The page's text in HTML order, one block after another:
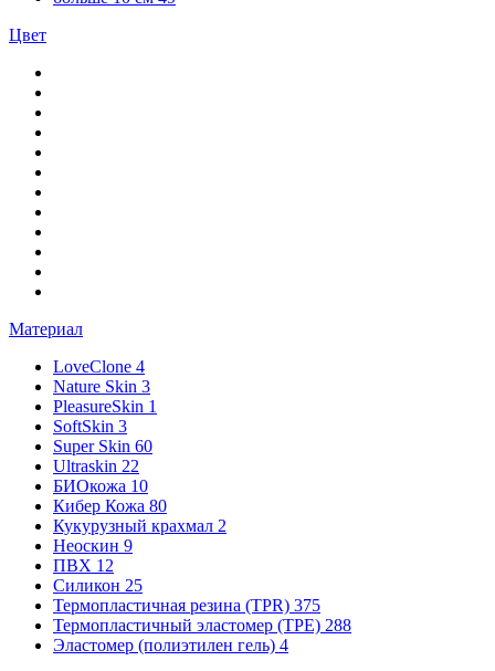
Цвет
Материал
LoveClone 4
Nature Skin 3
PleasureSkin 1
SoftSkin 3
Super Skin 60
Ultraskin 22
БИОкожа 10
Кибер Кожа 80
Кукурузный крахмал 2
Неоскин 9
ПВХ 12
Силикон 25
Термопластичная резина (TPR) 375
Термопластичный эластомер (TPE) 288
Эластомер (полиэтилен гель) 4